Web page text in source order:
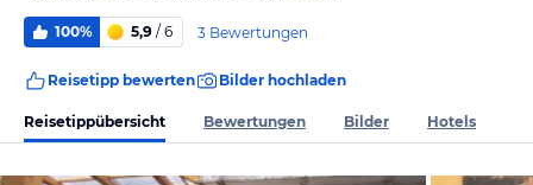
100% 5,9 / 6 3 Bewertungen
Reisetipp bewerten Bilder hochladen
Reisetippübersicht Bewertungen Bilder Hotels